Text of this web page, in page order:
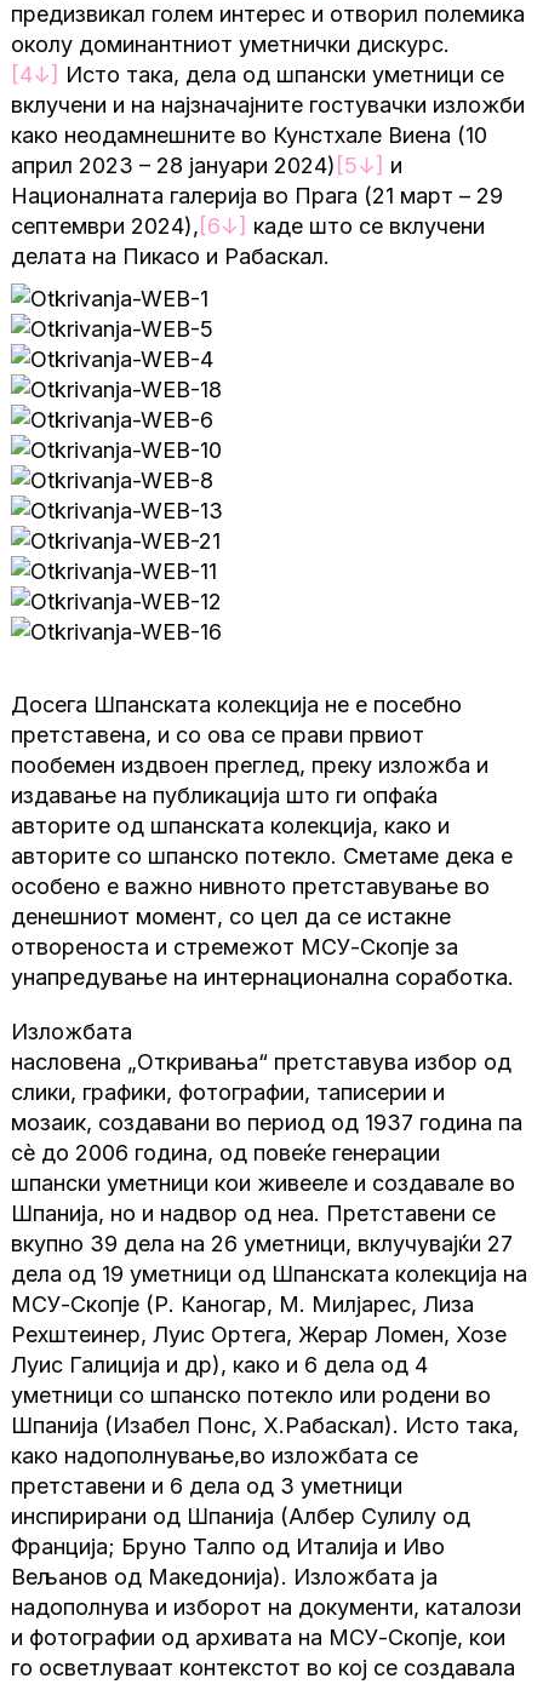
предизвикал голем интерес и отворил полемика
околу доминантниот уметнички дискурс.
[4↓] Исто така, дела од шпански уметници се
вклучени и на најзначајните гостувачки изложби
како неодамнешните во Кунстхале Виена (10
април 2023 – 28 јануари 2024) [5↓] и
Националната галерија во Прага (21 март – 29
септември 2024), [6↓] каде што се вклучени
делата на Пикасо и Рабаскал.
Досега Шпанската колекција не е посебно
претставена, и со ова се прави првиот
пообемен издвоен преглед, преку изложба и
издавање на публикација што ги опфаќа
авторите од шпанската колекција, како и
авторите со шпанско потекло. Сметаме дека е
особено е важно нивното претставување во
денешниот момент, со цел да се истакне
отвореноста и стремежот МСУ-Скопје за
унапредување на интернационална соработка.
Изложбата
насловена „Откривања“ претставува избор од
слики, графики, фотографии, таписерии и
мозаик, создавани во период од 1937 година па
сѐ до 2006 година, од повеќе генерации
шпански уметници кои живееле и создавале во
Шпанија, но и надвор од неа. Претставени се
вкупно 39 дела на 26 уметници, вклучувајќи 27
дела од 19 уметници од Шпанската колекција на
МСУ-Скопје (Р. Каногар, М. Милјарес, Лиза
Рехштеинер, Луис Ортега, Жерар Ломен, Хозе
Луис Галиција и др), како и 6 дела од 4
уметници со шпанско потекло или родени во
Шпанија (Изабел Понс, Х.Рабаскал). Исто така,
како надополнување,во изложбата се
претставени и 6 дела од 3 уметници
инспирирани од Шпанија (Албер Сулилу од
Франција; Бруно Талпо од Италија и Иво
Вељанов од Македонија). Изложбата ја
надополнува и изборот на документи, каталози
и фотографии од архивата на МСУ-Скопје, кои
го осветлуваат контекстот во кој се создавала